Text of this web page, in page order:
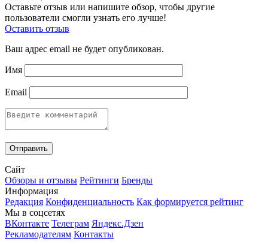
Оставьте отзыв или напишите обзор, чтобы другие
пользователи смогли узнать его лучше!
Оставить отзыв
Ваш адрес email не будет опубликован.
Имя
Email
Сайт
Обзоры и отзывы Рейтинги Бренды
Информация
Редакция Конфиденциальность Как формируется рейтинг
Мы в соцсетях
ВКонтакте Телеграм Яндекс.Дзен
Рекламодателям Контакты